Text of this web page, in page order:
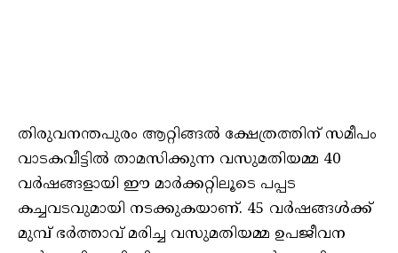
തിരുവനന്തപുരം ആറ്റിങ്ങൽ ക്ഷേത്രത്തിന് സമീപം
വാടകവീട്ടിൽ താമസിക്കുന്ന വസുമതിയമ്മ 40
വർഷങ്ങളായി ഈ മാർക്കറ്റിലൂടെ പപ്പട
കച്ചവടവുമായി നടക്കുകയാണ്. 45 വർഷങ്ങൾക്ക്
മുമ്പ് ഭർത്താവ് മരിച്ച വസുമതിയമ്മ ഉപജീവന